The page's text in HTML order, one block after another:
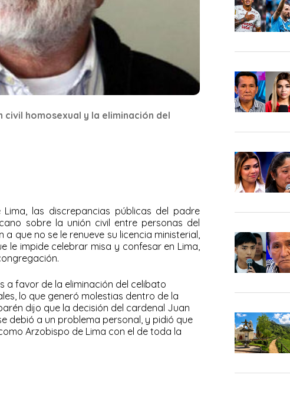
homosexual y la eliminación del
las discrepancias públicas del padre
sobre la unión civil entre personas del
que no se le renueve su licencia ministerial,
le impide celebrar misa y confesar en Lima,
a favor de la eliminación del celibato
lo que generó molestias dentro de la
dijo que la decisión del cardenal Juan
debió a un problema personal, y pidió que
Arzobispo de Lima con el de toda la